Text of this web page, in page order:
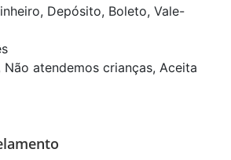
Depósito, Boleto, Vale-
Não atendemos crianças, Aceita